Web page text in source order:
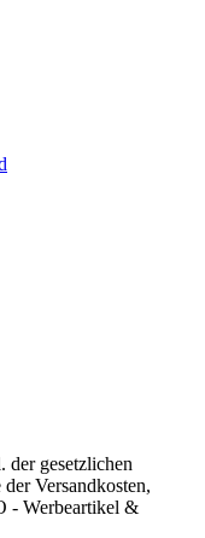
der gesetzlichen
Versandkosten,
- Werbeartikel &